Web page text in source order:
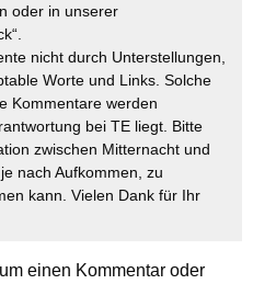
oder in unserer
nicht durch Unterstellungen,
Worte und Links. Solche
Kommentare werden
bei TE liegt. Bitte
zwischen Mitternacht und
nach Aufkommen, zu
kann. Vielen Dank für Ihr
einen Kommentar oder